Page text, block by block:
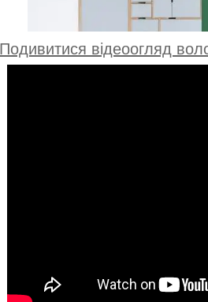
Подивитися відеоогляд